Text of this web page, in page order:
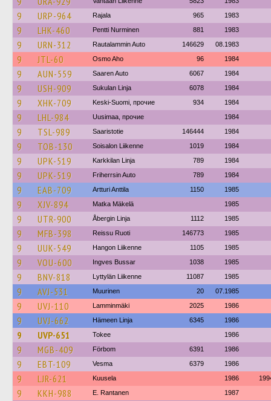
9 URP-964 Rajala 965 1983
9 LHK-460 Pentti Nurminen 881 1983
9 URN-312 Rautalammin Auto 146629 08.1983
9 JTL-60 Osmo Aho 96 1984
9 AUN-559 Saaren Auto 6067 1984
9 USH-909 Sukulan Linja 6078 1984
9 XHK-709 Keski-Suomi, прочие 934 1984
9 LHL-984 Uusimaa, прочие 1984
9 TSL-989 Saaristotie 146444 1984
9 TOB-130 Soisalon Liikenne 1019 1984
9 UPK-519 Karkkilan Linja 789 1984
9 UPK-519 Friherrsin Auto 789 1984
9 EAB-709 Artturi Anttila 1150 1985
9 XJV-894 Matka Mäkelä 1985
9 UTR-900 Åbergin Linja 1112 1985
9 MFB-398 Reissu Ruoti 146773 1985
9 UUK-549 Hangon Liikenne 1105 1985
9 VOU-600 Ingves Bussar 1038 1985
9 BNV-818 Lyttylän Liikenne 11087 1985
9 AVJ-531 Muurinen 20 07.1985
9 UVJ-110 Lamminmäki 2025 1986
9 UVJ-662 Hämeen Linja 6345 1986
9 UVP-651 Tokee 1986
9 MGB-409 Förbom 6391 1986
9 EBT-109 Vesma 6379 1986
9 LJR-621 Kuusela 1986
9 KKH-988 E. Rantanen 1987